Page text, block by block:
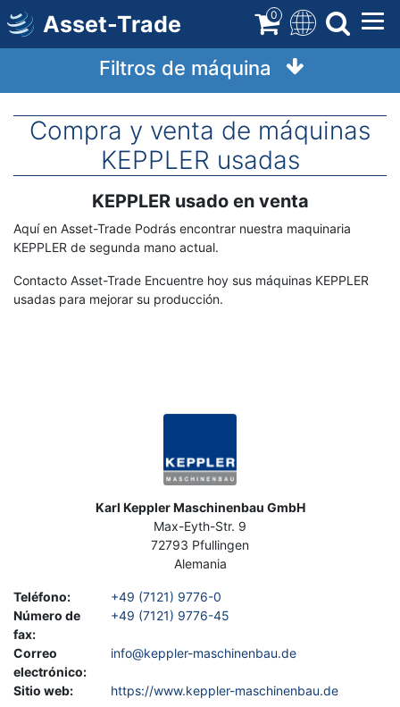
contenido
Asset-Trade 0
Filtros de máquina
Compra y venta de máquinas
KEPPLER usadas
KEPPLER usado en venta
Aquí en Asset-Trade Podrás encontrar nuestra maquinaria
KEPPLER de segunda mano actual.
Contacto Asset-Trade Encuentre hoy sus máquinas KEPPLER
usadas para mejorar su producción.
Karl Keppler Maschinenbau GmbH
Max-Eyth-Str. 9
72793 Pfullingen
Alemania
Teléfono:
+49 (7121) 9776-0
Número de
fax:
+49 (7121) 9776-45
Correo
electrónico:
info@keppler-maschinenbau.de
Sitio web: https://www.keppler-maschinenbau.de